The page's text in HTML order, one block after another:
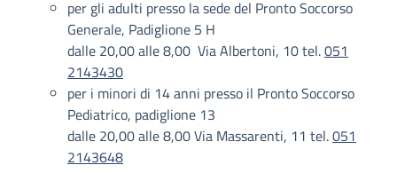
per gli adulti presso la sede del Pronto Soccorso
Generale, Padiglione 5 H
dalle 20,00 alle 8,00 Via Albertoni, 10 tel.051
2143430
per i minori di 14 anni presso il Pronto Soccorso
Pediatrico, padiglione 13
dalle 20,00 alle 8,00 Via Massarenti, 11 tel.051
2143648